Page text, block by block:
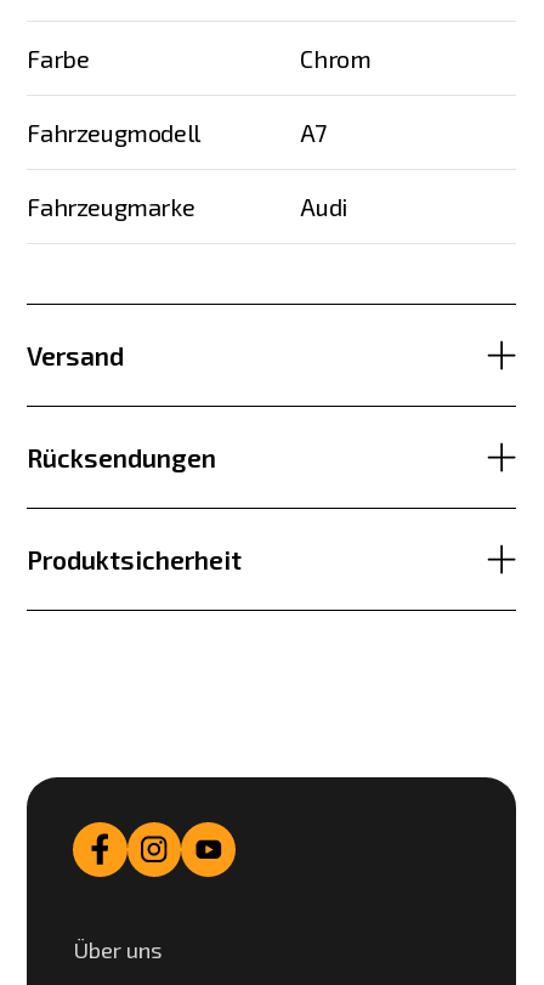
Farbe Chrom
Fahrzeugmodell A7
Fahrzeugmarke Audi
Versand
Rücksendungen
Produktsicherheit
Über uns